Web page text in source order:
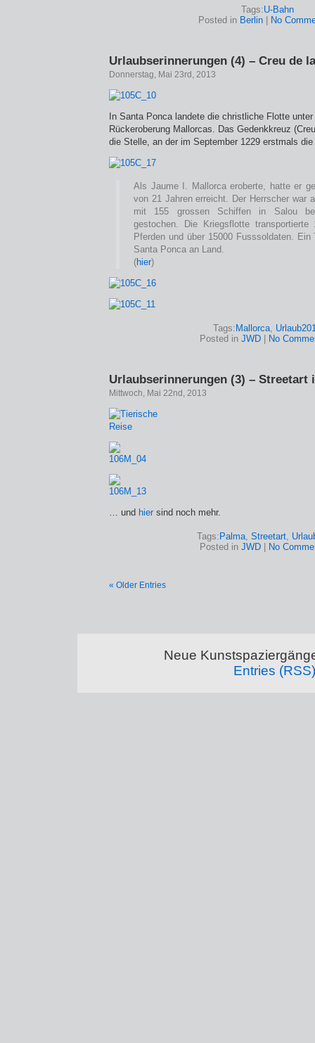
Tags:U-Bahn
Posted in Berlin| No
Urlaubserinnerungen (4) – Creu de
Donnerstag, Mai 23rd, 2013
In Santa Ponca landete die christliche Flotte unter
Rückeroberung Mallorcas. Das Gedenkkreuz
die Stelle, an der im September 1229 erstmals
Als Jaume I. Mallorca eroberte, hatte er
von 21 Jahren erreicht. Der Herrscher war
mit 155 grossen Schiffen in Salou
gestochen. Die Kriegsflotte
Pferden und über 15000 Fusssoldaten. Ein
Santa Ponca an Land.
(hier)
Tags: Mallorca,
Posted in JWD No
Urlaubserinnerungen (3) – Streetart
Mittwoch, Mai 22nd, 2013
… und hier sind noch mehr.
Tags: Palma, Streetart,
Posted in JWD No
« Older Entries
Neue
Entries (RSS)